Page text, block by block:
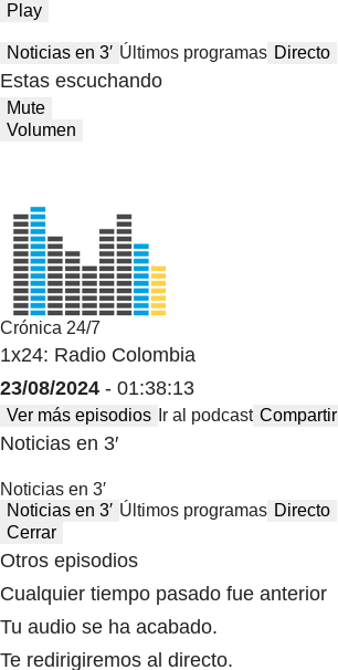
Play
Noticias en 3′ Últimos programas Directo
Estas escuchando
Mute
Volumen
Crónica 24/7
1x24: Radio Colombia
23/08/2024 - 01:38:13
Ver más episodios Ir al podcast Compartir
Noticias en 3′
Noticias en 3′
Noticias en 3′ Últimos programas Directo
Cerrar
Otros episodios
Cualquier tiempo pasado fue anterior
Tu audio se ha acabado.
Te redirigiremos al directo.